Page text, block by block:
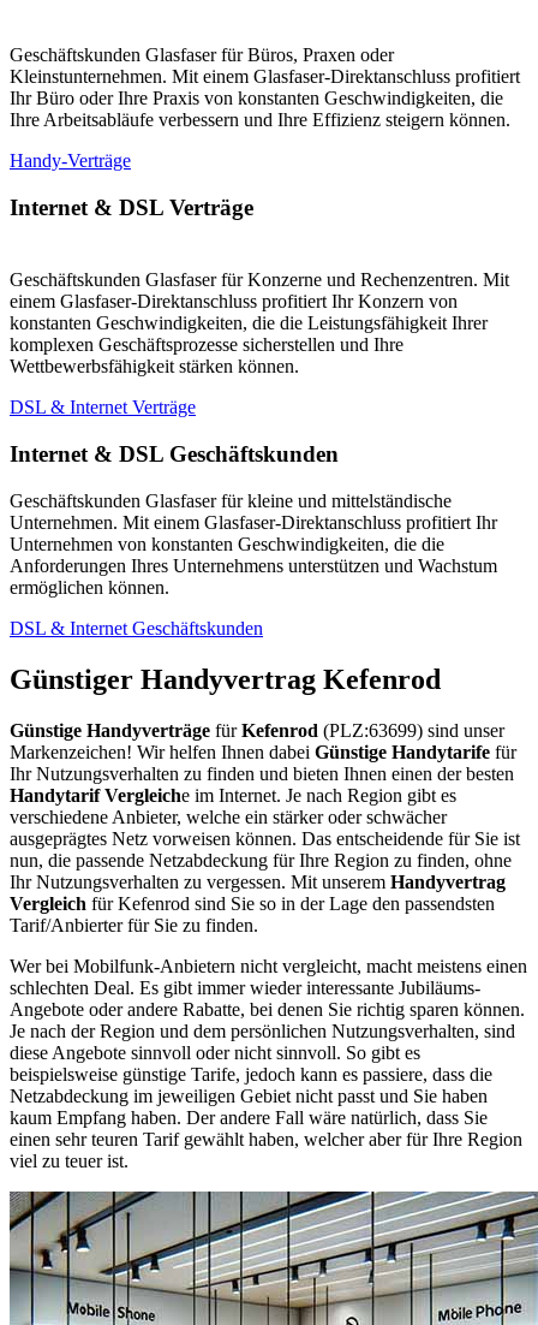
Geschäftskunden Glasfaser für Büros, Praxen oder
Kleinstunternehmen. Mit einem Glasfaser-Direktanschluss profitiert
Ihr Büro oder Ihre Praxis von konstanten Geschwindigkeiten, die
Ihre Arbeitsabläufe verbessern und Ihre Effizienz steigern können.
Handy-Verträge
Internet & DSL Verträge
Geschäftskunden Glasfaser für Konzerne und Rechenzentren. Mit
einem Glasfaser-Direktanschluss profitiert Ihr Konzern von
konstanten Geschwindigkeiten, die die Leistungsfähigkeit Ihrer
komplexen Geschäftsprozesse sicherstellen und Ihre
Wettbewerbsfähigkeit stärken können.
DSL & Internet Verträge
Internet & DSL Geschäftskunden
Geschäftskunden Glasfaser für kleine und mittelständische
Unternehmen. Mit einem Glasfaser-Direktanschluss profitiert Ihr
Unternehmen von konstanten Geschwindigkeiten, die die
Anforderungen Ihres Unternehmens unterstützen und Wachstum
ermöglichen können.
DSL & Internet Geschäftskunden
Günstiger Handyvertrag Kefenrod
Günstige Handyverträge fürKefenrod (PLZ:63699) sind unser
Markenzeichen! Wir helfen Ihnen dabei Günstige Handytarife für
Ihr Nutzungsverhalten zu finden und bieten Ihnen einen der besten
Handytarif Vergleiche im Internet. Je nach Region gibt es
verschiedene Anbieter, welche ein stärker oder schwächer
ausgeprägtes Netz vorweisen können. Das entscheidende für Sie ist
nun, die passende Netzabdeckung für Ihre Region zu finden, ohne
Ihr Nutzungsverhalten zu vergessen. Mit unserem Handyvertrag
Vergleich für Kefenrod sind Sie so in der Lage den passendsten
Tarif/Anbierter für Sie zu finden.
Wer bei Mobilfunk-Anbietern nicht vergleicht, macht meistens einen
schlechten Deal. Es gibt immer wieder interessante Jubiläums-
Angebote oder andere Rabatte, bei denen Sie richtig sparen können.
Je nach der Region und dem persönlichen Nutzungsverhalten, sind
diese Angebote sinnvoll oder nicht sinnvoll. So gibt es
beispielsweise günstige Tarife, jedoch kann es passiere, dass die
Netzabdeckung im jeweiligen Gebiet nicht passt und Sie haben
kaum Empfang haben. Der andere Fall wäre natürlich, dass Sie
einen sehr teuren Tarif gewählt haben, welcher aber für Ihre Region
viel zu teuer ist.